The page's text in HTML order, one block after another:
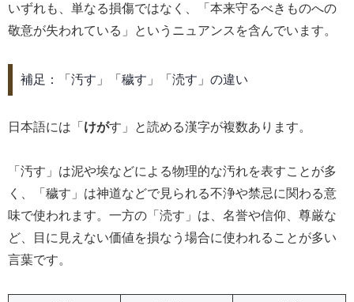
いずれも、単なる損傷ではなく、「本来守るべきものへの
敬意が失われている」というニュアンスを含んでいます。
補足：「汚す」「穢す」「涜す」の違い
日本語には「 けがす」と読める漢字が複数あります。
「汚す」は泥や埃などによる物理的な汚れを表すことが多
く、「穢す」は神道などで見られる不浄や禁忌に関わる意
味で使われます。一方の「涜す」は、名誉や信仰、尊厳な
ど、目に見えない価値を損なう場合に使われることが多い
言葉です。